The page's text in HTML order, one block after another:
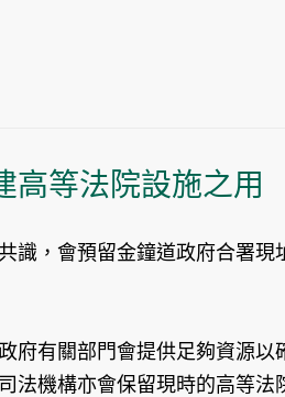
高等法院設施之用
，會預留金鐘道政府合署
有關部門會提供足夠資源以
機構亦會保留現時的高等